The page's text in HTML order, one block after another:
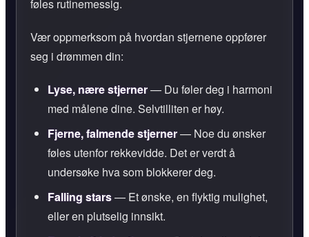
føles rutinemessig.
Vær oppmerksom på hvordan stjernene oppfører
seg i drømmen din:
Lyse, nære stjerner— Du føler deg i harmoni
med målene dine. Selvtilliten er høy.
Fjerne, falmende stjerner— Noe du ønsker
føles utenfor rekkevidde. Det er verdt å
undersøke hva som blokkerer deg.
Falling stars— Et ønske, en flyktig mulighet,
eller en plutselig innsikt.